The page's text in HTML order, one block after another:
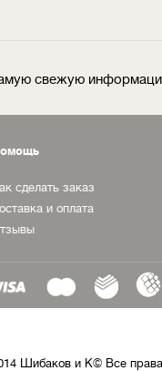
свежую
сделать заказ
и оплата
Шибаков и К© Все